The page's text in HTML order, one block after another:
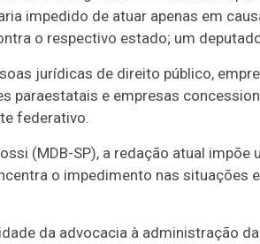
impedido de atuar apenas em
o respectivo estado; um
jurídicas de direito público,
paraestatais e empresas
federativo.
(MDB-SP), a redação atual
o impedimento nas situações
da advocacia à administração